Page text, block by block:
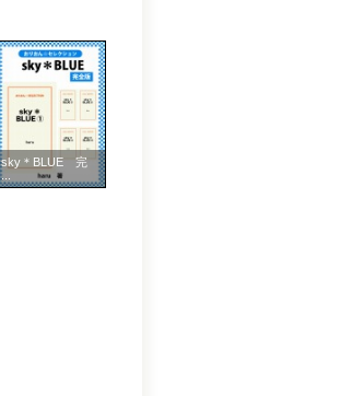
sky＊BLUE 完
...